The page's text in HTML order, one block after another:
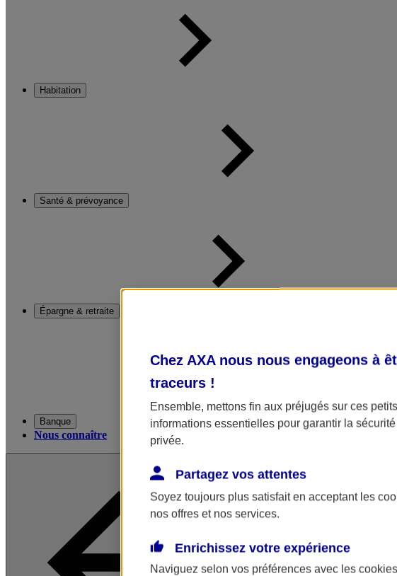
Habitation
Santé & prévoyance
Épargne & retraite
Banque
Nous connaître
Chez AXA nous nous engageons à
traceurs !
Ensemble, mettons fin aux préjugés sur ces
informations essentielles pour garantir la
privée.
Partagez vos attentes
Soyez toujours plus satisfait en acceptant les
nos offres et nos services.
Enrichissez votre expérience
Naviguez selon vos préférences avec les